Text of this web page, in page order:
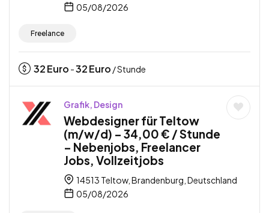
05/08/2026
Freelance
32Euro -32Euro / Stunde
Grafik, Design
Webdesigner für Teltow
(m/w/d) – 34,00 € / Stunde
– Nebenjobs, Freelancer
Jobs, Vollzeitjobs
14513 Teltow, Brandenburg, Deutschland
05/08/2026